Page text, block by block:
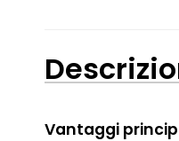
Vantaggi